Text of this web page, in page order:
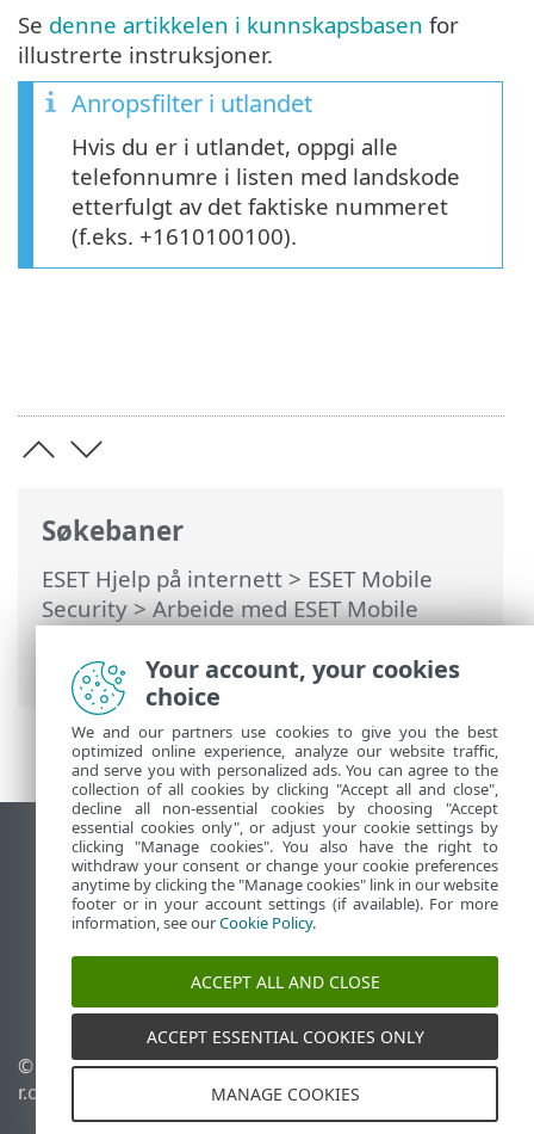
Søkebaner
ESET Hjelp på internett > ESET Mobile
Security>Arbeide med ESET Mobile
regel
Se denne artikkelen i kunnskapsbasen for
illustrerte instruksjoner.
Anropsfilter i utlandet
Hvis du er i utlandet, oppgi alle
telefonnumre i listen med landskode
etterfulgt av det faktiske nummeret
(f.eks. +1610100100).
Se fullversjon av siden
End of Life
ESET Kunnskapsbase
ESET Status Portal
Lokal støtte
© 1992-2026ESET, spol. s
r.o. – Med enerett.
Administrer
informasjonskapsler
Retningslinjer for
Your account, your cookies
choice
We and our partners use cookies to give you the best
optimized online experience, analyze our website traffic,
and serve you with personalized ads. You can agree to the
collection of all cookies by clicking "Accept all and close",
decline all non-essential cookies by choosing "Accept
essential cookies only", or adjust your cookie settings by
clicking "Manage cookies". You also have the right to
withdraw your consent or change your cookie preferences
anytime by clicking the "Manage cookies" link in our website
footer or in your account settings (if available). For more
information, see ourCookie Policy.
ACCEPT ALL AND CLOSE
ACCEPT ESSENTIAL COOKIES ONLY
MANAGE COOKIES